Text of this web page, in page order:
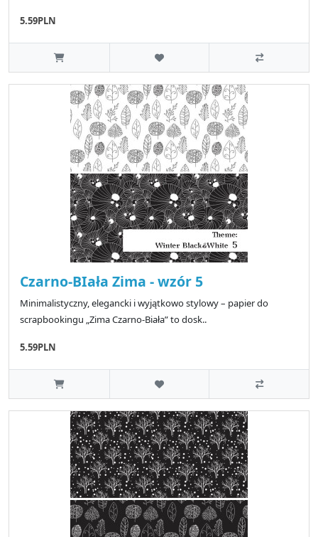
5.59PLN
Czarno-BIała Zima - wzór 5
Minimalistyczny, elegancki i wyjątkowo stylowy – papier do
scrapbookingu „Zima Czarno-Biała” to dosk..
5.59PLN